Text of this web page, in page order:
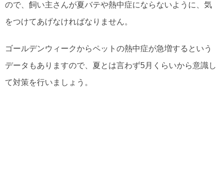
ので、飼い主さんが夏バテや熱中症にならないように、気
をつけてあげなければなりません。
ゴールデンウィークからペットの熱中症が急増するという
データもありますので、夏とは言わず5月くらいから意識し
て対策を行いましょう。